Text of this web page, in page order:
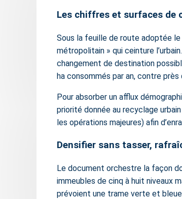
Les chiffres et surfaces de
Sous la feuille de route adoptée
métropolitain » qui ceinture
changement de destination
ha consommés par an, contre
Pour absorber un afflux
priorité donnée au recyclage
les opérations majeures) afin
Densifier sans tasser,
Le document orchestre la façon
immeubles de cinq à huit niveaux
prévoient une trame verte et